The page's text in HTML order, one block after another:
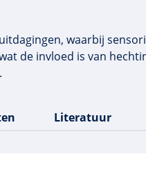
waarbij
de invloed is van
Literatuur